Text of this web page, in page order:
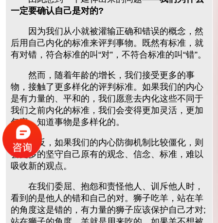
一定要确认自己是对的?
因为我们从小就被灌输正确和错误的概念，然
后用自己内化的标准来评判事物。既然有标准，就
有对错，符合标准的叫“对”，不符合标准的叫“错”。
然而，随着年龄的增长，我们接受更多的事
物，接触了更多样化的评判标准。如果我们的内心
是有力量的、平和的，我们愿意去内化这些不同于
我们之前内化的标准，我们会变得更加灵活，更加
包容，知道事物是多样化的。
相反，如果我们的内心防御机制比较僵化，则
会更多的坚守自己原有的观念、信念、标准，难以
吸收新的观点。
在我们委屈、抱怨和责怪他人、训斥他人时，
看到的是他人的错和自己的对。狮子吃羊，站在羊
的角度这是错的，有力量的狮子应该保护自己才对;